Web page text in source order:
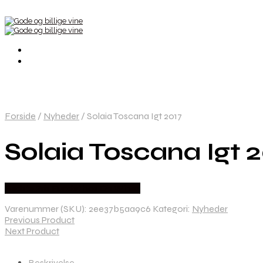
Forside / Nyheder / Solaia Toscana Igt 2017
Solaia Toscana Igt
Varenummer (SKU): 2ee37b5aa9c6 Kategori: Nyheder
Previous Product
Next Product